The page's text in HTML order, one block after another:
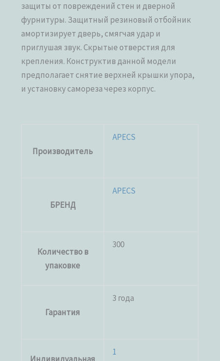
защиты от повреждений стен и дверной
фурнитуры. Защитный резиновый отбойник
амортизирует дверь, смягчая удар и
приглушая звук. Скрытые отверстия для
крепления. Конструктив данной модели
предполагает снятие верхней крышки упора,
и установку самореза через корпус.
Производитель
APECS
БРЕНД
APECS
Количество в
упаковке
300
Гарантия
3 года
1